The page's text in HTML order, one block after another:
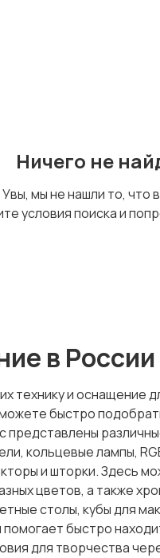
Ничего не
Увы, мы не нашли то, что
условия поиска и
в России
технику и оснащение
быстро
кольцевые лампы,
и шторки. Здесь
цветов, а также
столы, кубы для
быстро
для творчества